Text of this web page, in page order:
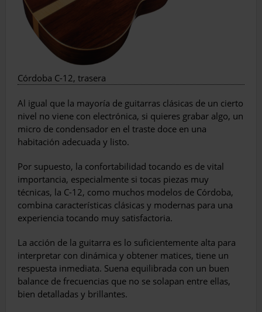
Córdoba C-12, trasera
Al igual que la mayoría de guitarras clásicas de un cierto
nivel no viene con electrónica, si quieres grabar algo, un
micro de condensador en el traste doce en una
habitación adecuada y listo.
Por supuesto, la confortabilidad tocando es de vital
importancia, especialmente si tocas piezas muy
técnicas, la C-12, como muchos modelos de Córdoba,
combina características clásicas y modernas para una
experiencia tocando muy satisfactoria.
La acción de la guitarra es lo suficientemente alta para
interpretar con dinámica y obtener matices, tiene un
respuesta inmediata. Suena equilibrada con un buen
balance de frecuencias que no se solapan entre ellas,
bien detalladas y brillantes.